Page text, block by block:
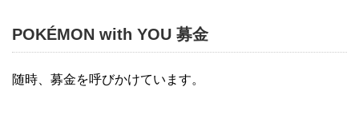
POKÉMON with YOU 募金
随時、募金を呼びかけています。